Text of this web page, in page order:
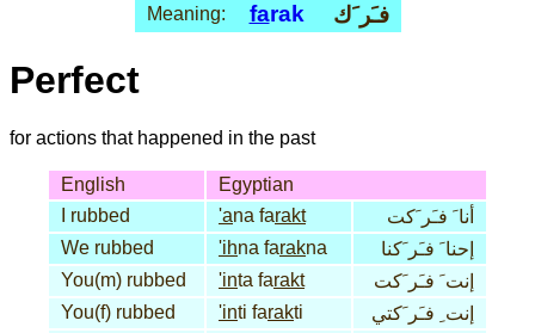
Meaning: farak فـَر َك
Perfect
for actions that happened in the past
English
Egyptian
I rubbed
'ana farakt
أنا َ فـَر َكت
We rubbed
'ihna farakna
إحنا َ فـَر َكنا
You(m) rubbed
'inta farakt
إنت َ فـَر َكت
You(f) rubbed
'inti farakti
إنت ِ فـَر َكتي